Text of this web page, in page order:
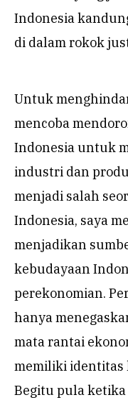
Indonesia
di dalam rokok
Untuk
mencoba
Indonesia untuk
industri dan
menjadi salah
Indonesia, saya
menjadikan
kebudayaan
perekonomian.
hanya
mata rantai
memiliki identitas
Begitu pula ketika